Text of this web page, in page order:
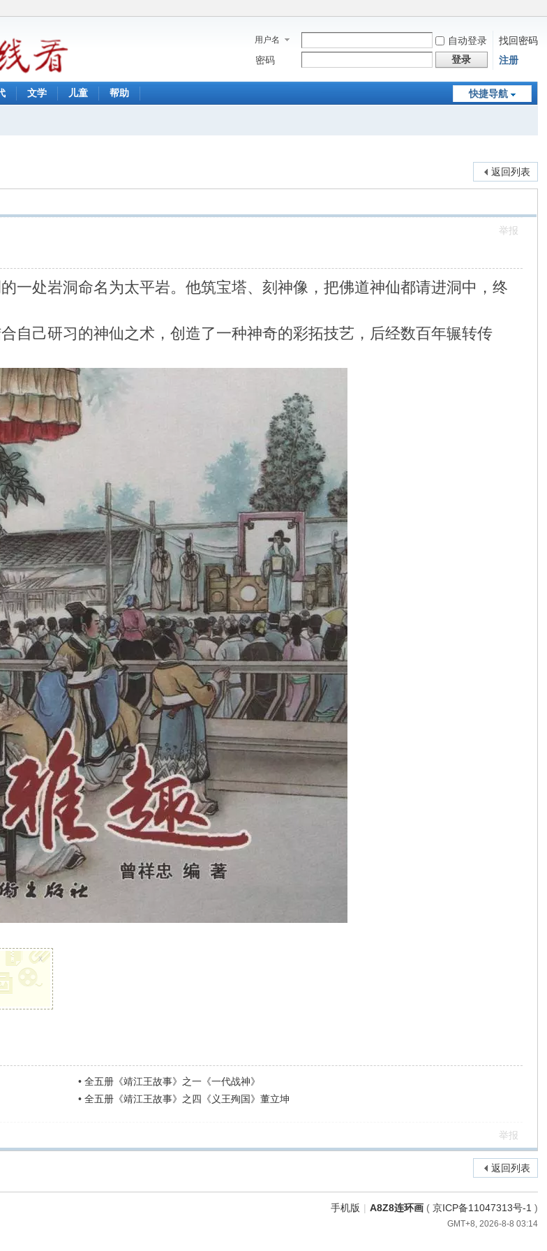
用户名 自动登录
找回密码
密码
登录 注册
快捷导航
文学 儿童 帮助
返回列表
举报
一处岩洞命名为太平岩。他筑宝塔、刻神像，把佛道神仙都请进洞中，终
自己研习的神仙之术，创造了一种神奇的彩拓技艺，后经数百年辗转传
x
• 全五册《靖江王故事》之一《一代战神》
• 全五册《靖江王故事》之四《义王殉国》董立坤
举报
返回列表
手机版 | A8Z8连环画( 京ICP备11047313号-1 )
GMT+8, 2026-8-8 03:14